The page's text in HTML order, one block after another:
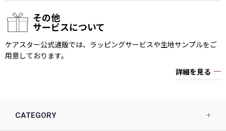
その他
サービスについて
ケアスター公式通販では、ラッピングサービスや生地サンプルをご
用意しております。
詳細を見る
CATEGORY